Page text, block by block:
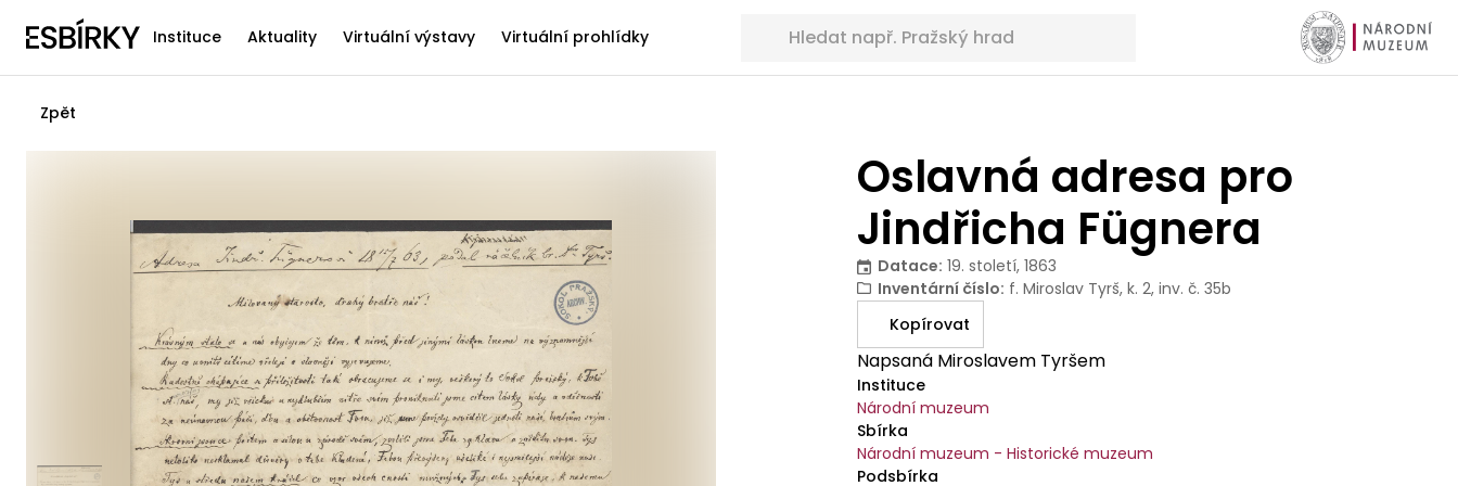
Instituce Aktuality Virtuální výstavy Virtuální prohlídky
Zpět
Oslavná adresa pro
Jindřicha Fügnera
Datace: 19. století, 1863
Inventární číslo: f. Miroslav Tyrš, k. 2, inv. č. 35b
Kopírovat
Napsaná Miroslavem Tyršem
Instituce
Národní muzeum
Sbírka
Národní muzeum - Historické muzeum
Podsbírka